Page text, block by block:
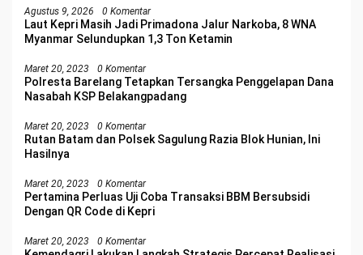
Agustus 9, 2026 0 Komentar
Laut Kepri Masih Jadi Primadona Jalur Narkoba, 8 WNA
Myanmar Selundupkan 1,3 Ton Ketamin
Maret 20, 2023 0 Komentar
Polresta Barelang Tetapkan Tersangka Penggelapan Dana
Nasabah KSP Belakangpadang
Maret 20, 2023 0 Komentar
Rutan Batam dan Polsek Sagulung Razia Blok Hunian, Ini
Hasilnya
Maret 20, 2023 0 Komentar
Pertamina Perluas Uji Coba Transaksi BBM Bersubsidi
Dengan QR Code di Kepri
Maret 20, 2023 0 Komentar